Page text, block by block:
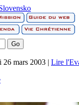
26 mars 2003 | Lire